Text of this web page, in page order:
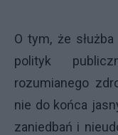
O tym, że
polityk
rozumianego
nie do końca
zaniedbań i